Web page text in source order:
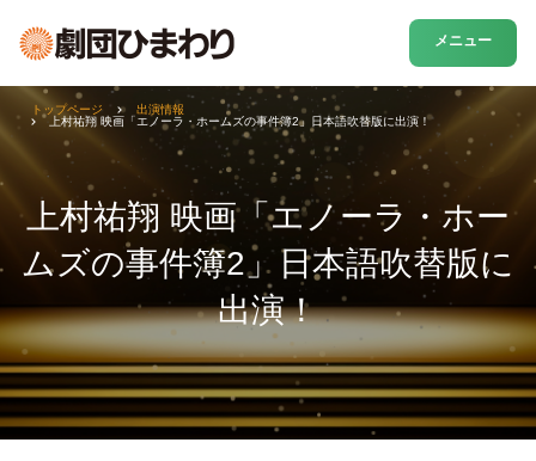
メニュー
上村祐翔 映画「エノーラ・ホー
ムズの事件簿2」日本語吹替版に
出演！
トップページ
出演情報
上村祐翔 映画「エノーラ・ホームズの事件簿2」日本語吹替版に出演！